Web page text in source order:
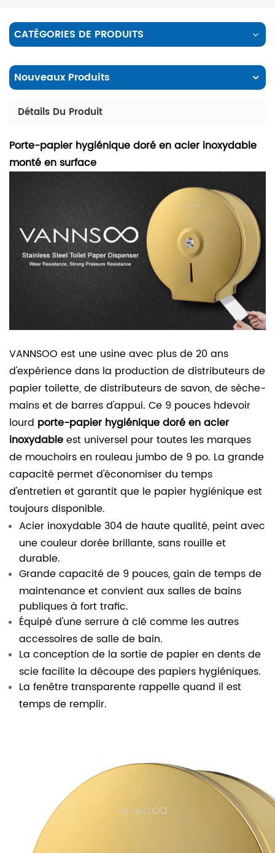
CATÉGORIES DE PRODUITS
Nouveaux Produits
Détails Du Produit
Porte-papier hygiénique doré en acier inoxydable
monté en surface
VANNSOO est une usine avec plus de 20 ans
d'expérience dans la production de distributeurs de
papier toilette, de distributeurs de savon, de sèche-
mains et de barres d'appui. Ce 9 pouces hdevoir
lourd porte-papier hygiénique doré en acier
inoxydableest universel pour toutes les marques
de mouchoirs en rouleau jumbo de 9 po. La grande
capacité permet d'économiser du temps
d'entretien et garantit que le papier hygiénique est
toujours disponible.
Acier inoxydable 304 de haute qualité, peint avec
une couleur dorée brillante, sans rouille et
durable.
Grande capacité de 9 pouces, gain de temps de
maintenance et convient aux salles de bains
publiques à fort trafic.
Équipé d'une serrure à clé comme les autres
accessoires de salle de bain.
La conception de la sortie de papier en dents de
scie facilite la découpe des papiers hygiéniques.
La fenêtre transparente rappelle quand il est
temps de remplir.